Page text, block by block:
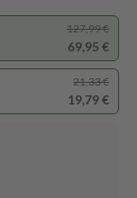
127,99 €
69,95 €
21,33 €
19,79 €